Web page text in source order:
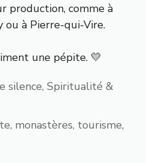
production, comme à
ou à Pierre-qui-Vire.
une pépite. 💛
silence, Spiritualité &
, monastères, tourisme,